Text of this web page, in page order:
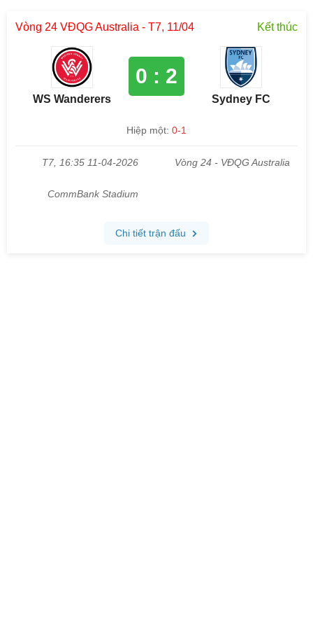
Vòng 24 VĐQG Australia - T7, 11/04 Kết thúc
WS Wanderers
0 : 2
Sydney FC
Hiệp một: 0-1
T7, 16:35 11-04-2026 Vòng 24 - VĐQG Australia
CommBank Stadium
Chi tiết trận đấu